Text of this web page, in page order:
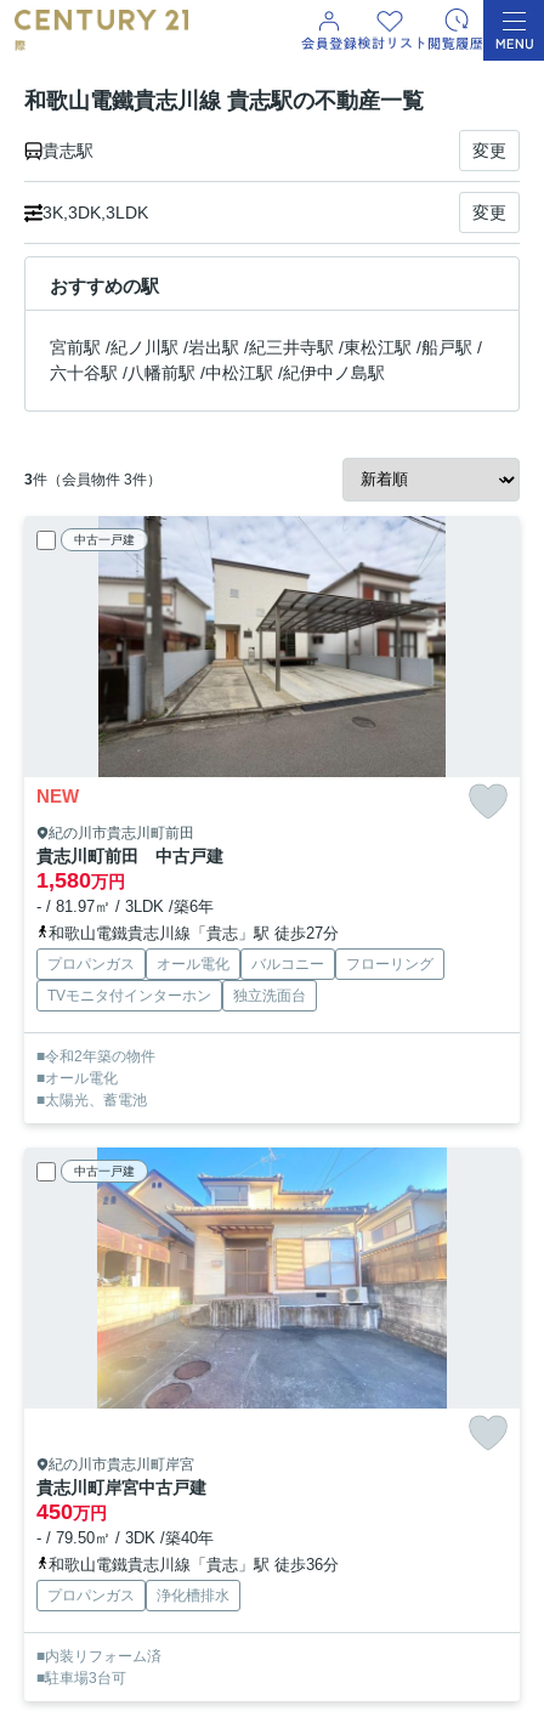
和歌山電鐵貴志川線 貴志駅の不動産一覧
貴志駅 変更
3K,3DK,3LDK 変更
おすすめの駅
宮前駅 /紀ノ川駅 /岩出駅 /紀三井寺駅 /東松江駅 /船戸駅 /
六十谷駅 /八幡前駅 /中松江駅 /紀伊中ノ島駅
3件（会員物件 3件）
中古一戸建
NEW
紀の川市貴志川町前田
貴志川町前田 中古戸建
1,580万円
- / 81.97㎡ / 3LDK /築6年
和歌山電鐵貴志川線「貴志」駅 徒歩27分
プロパンガス オール電化 バルコニー
フローリング
TVモニタ付インターホン
独立洗面台
■令和2年築の物件
■オール電化
■太陽光、蓄電池
中古一戸建
紀の川市貴志川町岸宮
貴志川町岸宮中古戸建
450万円
- / 79.50㎡ / 3DK /築40年
和歌山電鐵貴志川線「貴志」駅 徒歩36分
プロパンガス 浄化槽排水
■内装リフォーム済
■駐車場3台可